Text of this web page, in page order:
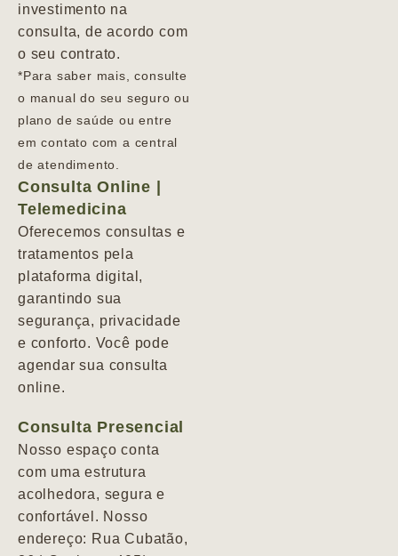
investimento na
consulta, de acordo com
o seu contrato.
*Para saber mais, consulte
o manual do seu seguro ou
plano de saúde ou entre
em contato com a central
de atendimento.
Consulta Online |
Telemedicina
Oferecemos consultas e
tratamentos pela
plataforma digital,
garantindo sua
segurança, privacidade
e conforto. Você pode
agendar sua consulta
online.
Consulta Presencial
Nosso espaço conta
com uma estrutura
acolhedora, segura e
confortável. Nosso
endereço: Rua Cubatão,